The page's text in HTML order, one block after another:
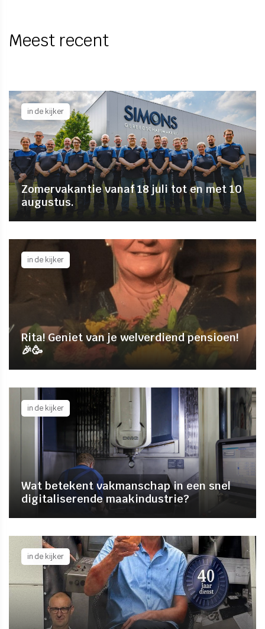
Meest recent
Zomervakantie vanaf 18 juli tot en met 10
augustus.
in de kijker
Rita! Geniet van je welverdiend pensioen!
🎉🥳
in de kijker
Wat betekent vakmanschap in een snel
digitaliserende maakindustrie?
in de kijker
in de kijker